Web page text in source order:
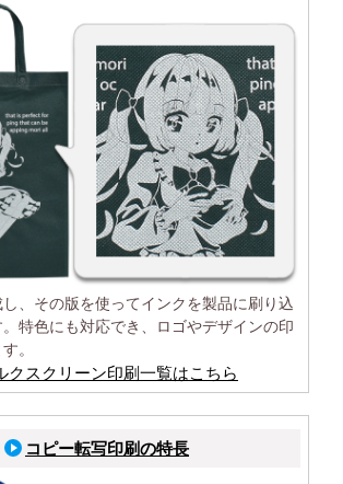
、その版を使ってインクを製品に刷り込
特色にも対応でき、ロゴやデザインの印
。
クスクリーン印刷一覧はこちら
コピー転写印刷の特長